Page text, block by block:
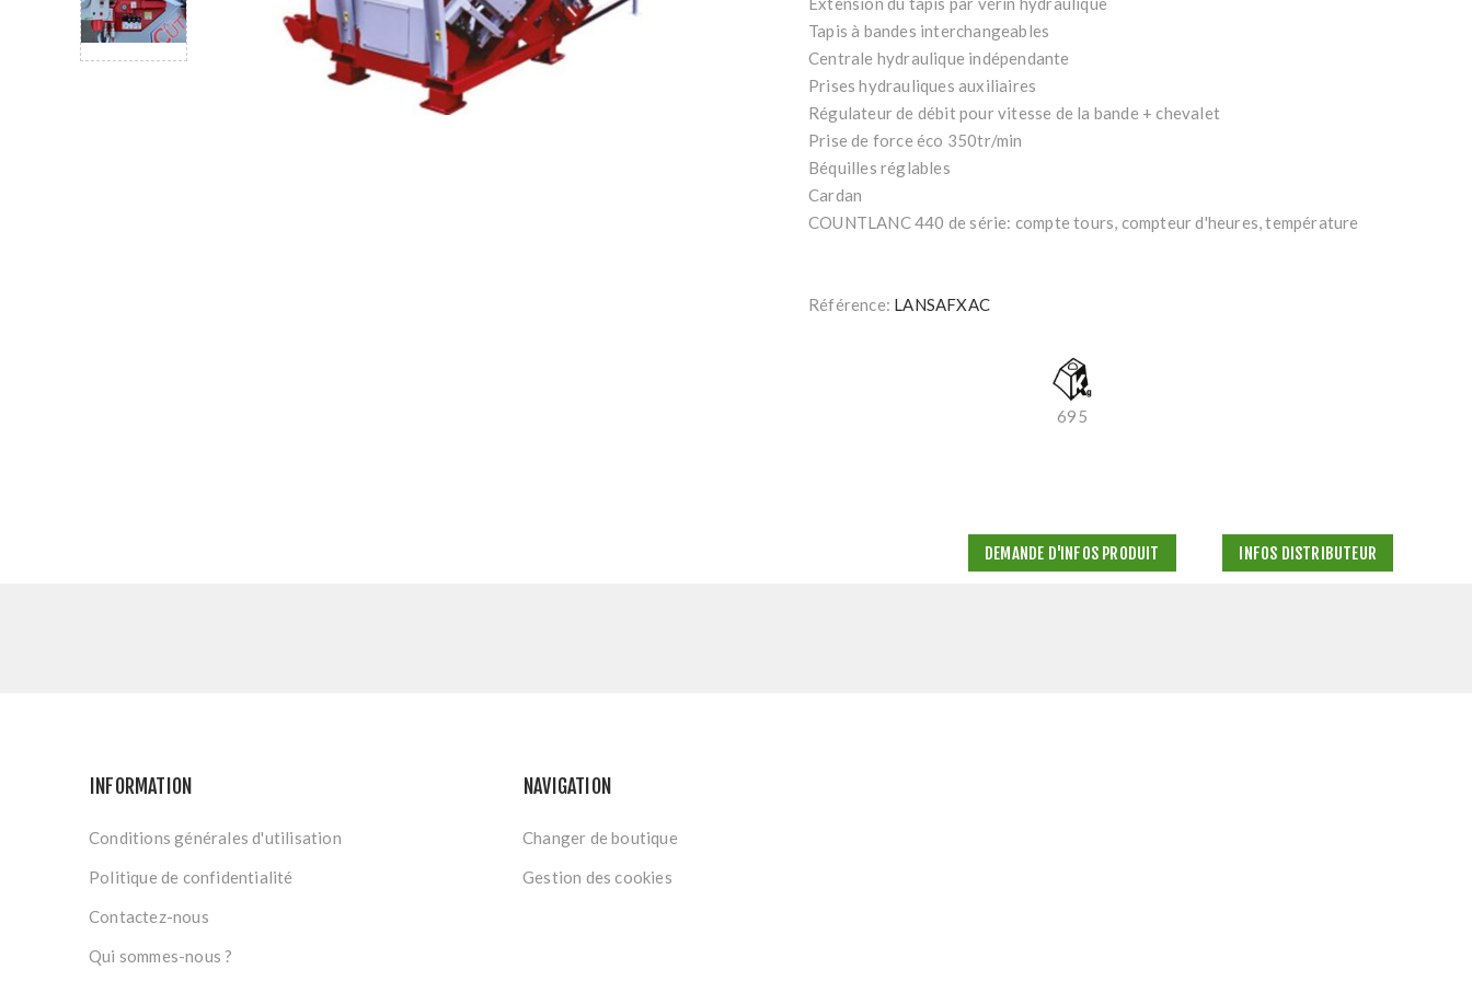
Tapis à bandes interchangeables
Centrale hydraulique indépendante
Prises hydrauliques auxiliaires
Régulateur de débit pour vitesse de la bande + chevalet
Prise de force éco 350tr/min
Béquilles réglables
Cardan
COUNTLANC 440 de série: compte tours, compteur d'heures, température
Référence: LANSAFXAC
695
DEMANDE D'INFOS PRODUIT INFOS DISTRIBUTEUR
INFORMATION
Conditions générales d'utilisation
Politique de confidentialité
Contactez-nous
Qui sommes-nous ?
NAVIGATION
Changer de boutique
Gestion des cookies